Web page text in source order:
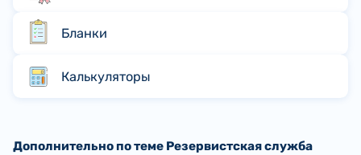
Бланки
Калькуляторы
Дополнительно по теме Резервистская служба